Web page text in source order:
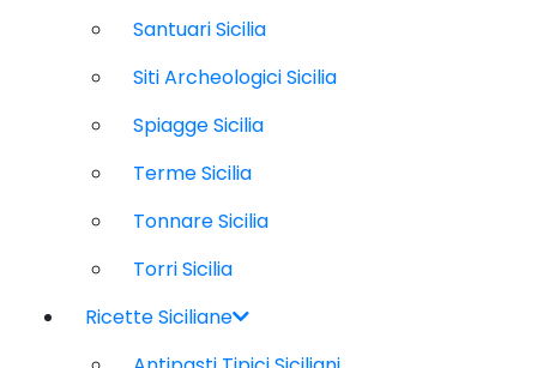
Santuari Sicilia
Siti Archeologici Sicilia
Spiagge Sicilia
Terme Sicilia
Tonnare Sicilia
Torri Sicilia
Ricette Siciliane